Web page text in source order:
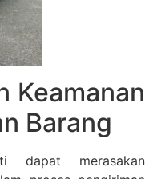
Keamanan
Barang
dapat merasakan